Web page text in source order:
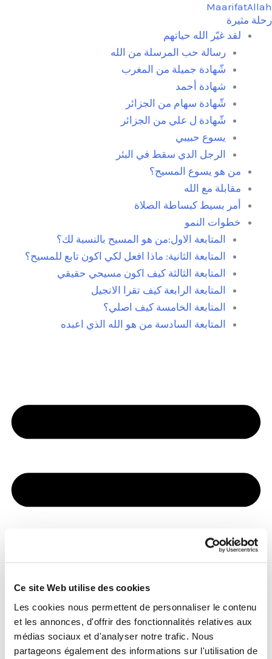
Ce site Web utilise des cookies
Les cookies nous permettent de personnaliser le contenu
et les annonces, d'offrir des fonctionnalités relatives aux
médias sociaux et d'analyser notre trafic. Nous
partageons également des informations sur l'utilisation de
تخطي
إلى
المحتوى
MaarifatAllah
رحلة مثيرة
لقد غيّر الله حياتهم
رسالة حب المرسلة من الله
شّهادة جميلة من المغرب
شهادة أحمد
شّهادة سهام من الجزائر
شّهادة ل علي من الجزائر
يسوع حبيبي
الرجل الدي سقط في البئر
من هو يسوع المسيح؟
مقابلة مع الله
أمر بسيط كبساطة الصلاة
خطوات النمو
المتابعة الاول:من هو المسيح بالنسبة لك؟
المتابعة الثانية: ماذا افعل لكي اكون تابع للمسيح؟
المتابعة الثالثة كيف اكون مسيحي حقيقي
المتابعة الرابعة كيف تقرا الانجيل
المتابعة الخامسة كيف اصلي؟
المتابعة السادسة من هو الله الذي اعبده